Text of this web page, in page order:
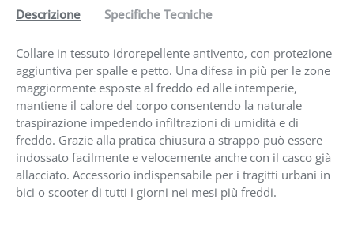
Descrizione Specifiche Tecniche
Collare in tessuto idrorepellente antivento, con protezione
aggiuntiva per spalle e petto. Una difesa in più per le zone
maggiormente esposte al freddo ed alle intemperie,
mantiene il calore del corpo consentendo la naturale
traspirazione impedendo infiltrazioni di umidità e di
freddo. Grazie alla pratica chiusura a strappo può essere
indossato facilmente e velocemente anche con il casco già
allacciato. Accessorio indispensabile per i tragitti urbani in
bici o scooter di tutti i giorni nei mesi più freddi.